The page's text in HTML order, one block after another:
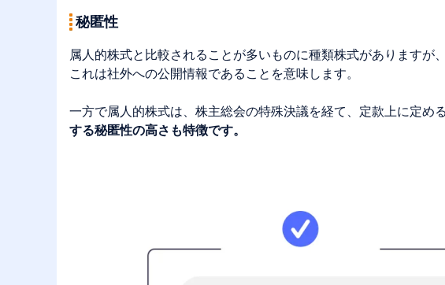
秘匿性
属人的株式と比較されることが多いものに種類株式がありますが
これは社外への公開情報であることを意味します。
一方で属人的株式は、株主総会の特殊決議を経て、定款上に定め
する秘匿性の高さも特徴です。